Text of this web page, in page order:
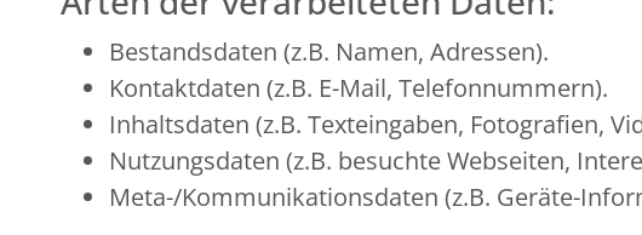
Bestandsdaten (z.B. Namen, Adressen).
Kontaktdaten (z.B. E-Mail, Telefonnummern).
Inhaltsdaten (z.B. Texteingaben, Fotografien,
Nutzungsdaten (z.B. besuchte Webseiten,
Meta-/Kommunikationsdaten (z.B. Geräte-